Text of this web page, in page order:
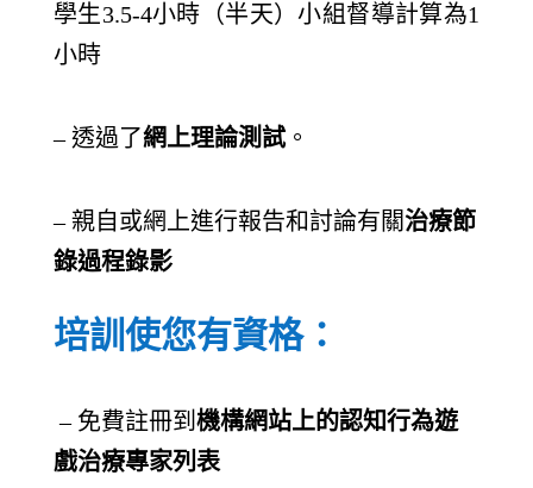
學生3.5-4小時（半天）小組督導計算為1
小時
– 透過了網上理論測試。
– 親自或網上進行報告和討論有關治療節
錄過程錄影
培訓使您有資格：
– 免費註冊到 機構網站上的認知行為遊
戲治療專家列表